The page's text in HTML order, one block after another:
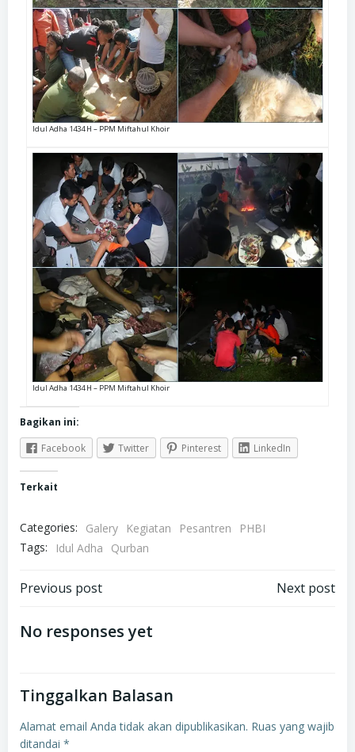
Idul Adha 1434 H – PPM Miftahul Khoir
Idul Adha 1434 H – PPM Miftahul Khoir
Bagikan ini:
Facebook
Twitter Pinterest LinkedIn
Terkait
Categories: Galery Kegiatan Pesantren
PHBI
Tags:
Idul Adha Qurban
Navigasi
pos
Previous post
NavigasiNext post
No responses yet
Tinggalkan Balasan
Alamat email Anda tidak akan dipublikasikan. Ruas yang wajib
ditandai *